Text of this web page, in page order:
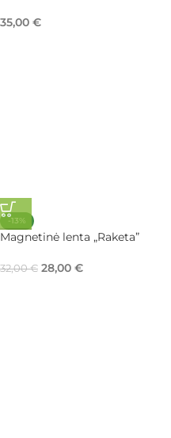
35,00 €
-13%
Magnetinė lenta „Raketa”
32,00€ 28,00 €